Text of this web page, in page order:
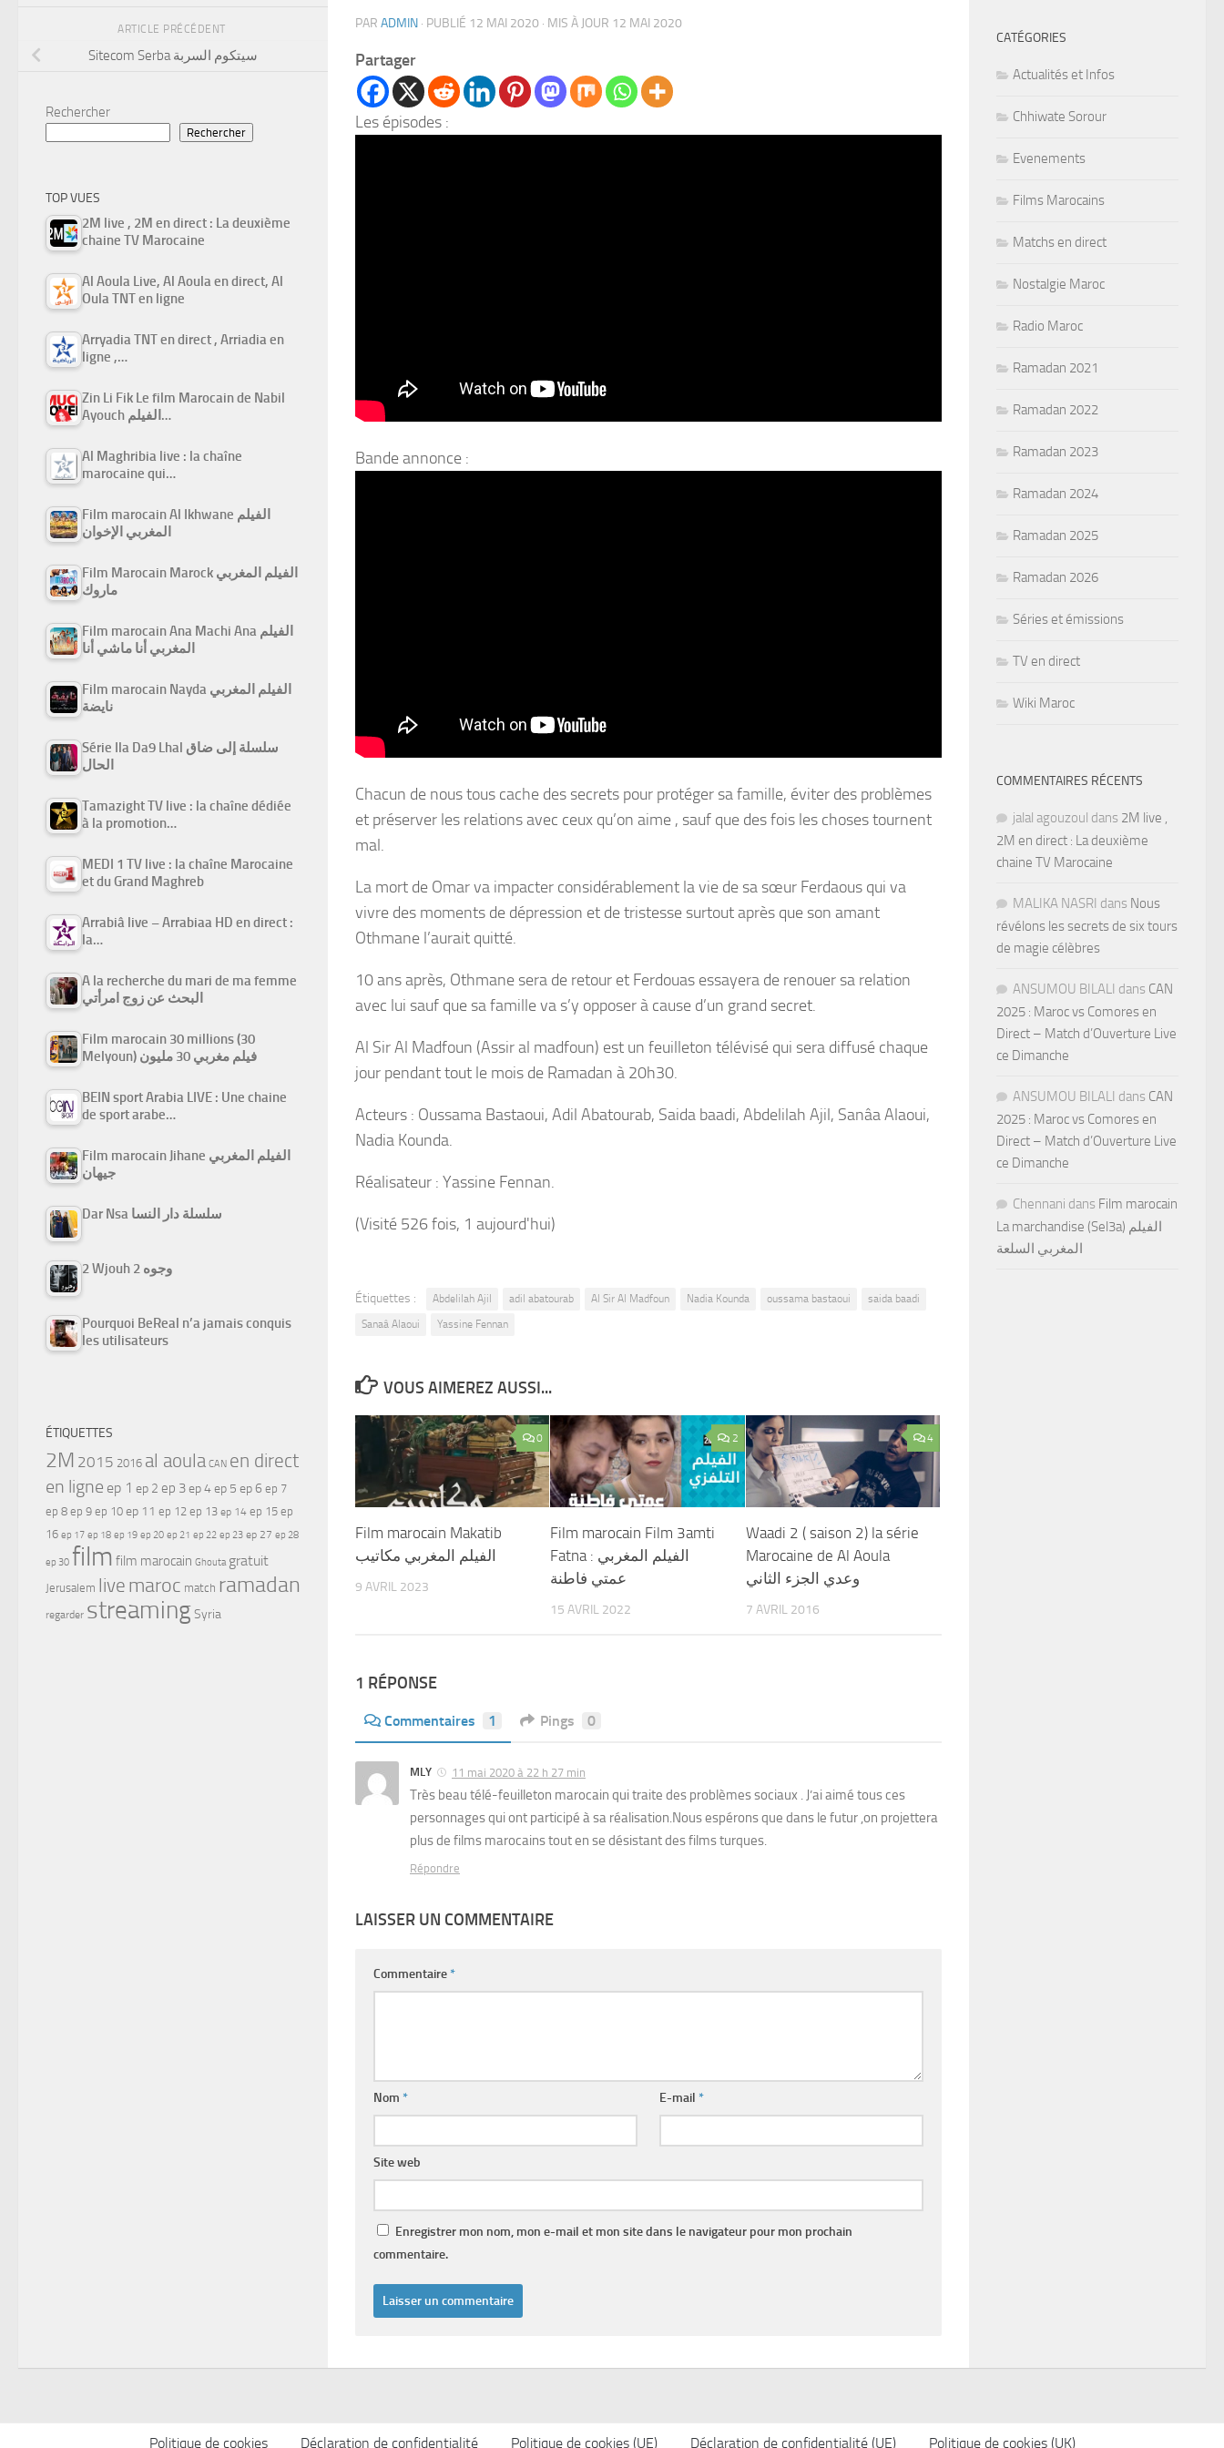
PAR ADMIN · PUBLIÉ 12 MAI 2020 · MIS À JOUR 12 MAI 2020
Partager
Les épisodes :
Bande annonce :
Chacun de nous tous cache des secrets pour protéger sa famille, éviter des problèmes
et préserver les relations avec ceux qu’on aime , sauf que des fois les choses tournent
mal.
La mort de Omar va impacter considérablement la vie de sa sœur Ferdaous qui va
vivre des moments de dépression et de tristesse surtout après que son amant
Othmane l’aurait quitté.
10 ans après, Othmane sera de retour et Ferdouas essayera de renouer sa relation
avec lui sauf que sa famille va s’y opposer à cause d’un grand secret.
Al Sir Al Madfoun (Assir al madfoun) est un feuilleton télévisé qui sera diffusé chaque
jour pendant tout le mois de Ramadan à 20h30.
Acteurs : Oussama Bastaoui, Adil Abatourab, Saida baadi, Abdelilah Ajil, Sanâa Alaoui,
Nadia Kounda.
Réalisateur : Yassine Fennan.
(Visité 526 fois, 1 aujourd'hui)
Étiquettes : Abdelilah Ajil adil abatourab Al Sir Al Madfoun Nadia Kounda oussama bastaoui
saida baadi
Sanaâ Alaoui
Yassine Fennan
VOUS AIMEREZ AUSSI...
0
Film marocain Makatib
الفيلم المغربي مكاتيب
9 AVRIL 2023
2
Film marocain Film 3amti
Fatna الفيلم المغربي :
عمتي فاطنة
15 AVRIL 2022
4
Waadi 2 ( saison 2) la série
Marocaine de Al Aoula
وعدي الجزء الثاني
7 AVRIL 2016
1 RÉPONSE
Commentaires 1 Pings 0
MLY 11 mai 2020 à 22 h 27 min
Très beau télé-feuilleton marocain qui traite des problèmes sociaux . J’ai aimé tous ces
personnages qui ont participé à sa réalisation.Nous espérons que dans le futur ,on projettera
plus de films marocains tout en se désistant des films turques.
Répondre
LAISSER UN COMMENTAIRE
Commentaire*
Nom * E-mail*
Site web
Enregistrer mon nom, mon e-mail et mon site dans le navigateur pour mon prochain
commentaire.
ARTICLE PRÉCÉDENT
Sitecom Serba سيتكوم السربة
Rechercher
Rechercher
TOP VUES
2M live , 2M en direct : La deuxième
chaine TV Marocaine
Al Aoula Live, Al Aoula en direct, Al
Oula TNT en ligne
Arryadia TNT en direct , Arriadia en
ligne ,…
Zin Li Fik Le film Marocain de Nabil
Ayouch الفيلم…
Al Maghribia live : la chaîne
marocaine qui…
Film marocain Al Ikhwane الفيلم
المغربي الإخوان
Film Marocain Marock الفيلم المغربي
ماروك
Film marocain Ana Machi Ana الفيلم
المغربي أنا ماشي أنا
Film marocain Nayda الفيلم المغربي
نايضة
Série Ila Da9 Lhal سلسلة إلى ضاق
الحال
Tamazight TV live : la chaîne dédiée
à la promotion…
MEDI 1 TV live : la chaîne Marocaine
et du Grand Maghreb
Arrabiâ live – Arrabiaa HD en direct :
la…
A la recherche du mari de ma femme
البحث عن زوج امرأتي
Film marocain 30 millions (30
Melyoun) فيلم مغربي 30 مليون
BEIN sport Arabia LIVE : Une chaine
de sport arabe…
Film marocain Jihane الفيلم المغربي
جيهان
Dar Nsa سلسلة دار النسا
2 Wjouh 2 وجوه
Pourquoi BeReal n’a jamais conquis
les utilisateurs
ÉTIQUETTES
2M 2015 2016 al aoula CAN en direct
en ligne ep 1 ep 2 ep 3ep 4ep 5 ep 6 ep 7
ep 8 ep 9 ep 10 ep 11 ep 12 ep 13 ep 14 ep 15 ep
16 ep 17 ep 18 ep 19 ep 20 ep 21 ep 22 ep 23 ep 27 ep 28
ep 30 film film marocain Ghouta gratuit
Jerusalem live maroc match ramadan
regarder streamingSyria
CATÉGORIES
Actualités et Infos
Chhiwate Sorour
Evenements
Films Marocains
Matchs en direct
Nostalgie Maroc
Radio Maroc
Ramadan 2021
Ramadan 2022
Ramadan 2023
Ramadan 2024
Ramadan 2025
Ramadan 2026
Séries et émissions
TV en direct
Wiki Maroc
COMMENTAIRES RÉCENTS
jalal agouzoul dans 2M live ,
2M en direct : La deuxième
chaine TV Marocaine
MALIKA NASRI dans Nous
révélons les secrets de six tours
de magie célèbres
ANSUMOU BILALI dans CAN
2025 : Maroc vs Comores en
Direct – Match d’Ouverture Live
ce Dimanche
ANSUMOU BILALI dans CAN
2025 : Maroc vs Comores en
Direct – Match d’Ouverture Live
ce Dimanche
Chennani dans Film marocain
La marchandise (Sel3a) الفيلم
المغربي السلعة
Politique de cookies Déclaration de confidentialité Politique de cookies (UE) Déclaration de confidentialité (UE) Politique de cookies (UK)